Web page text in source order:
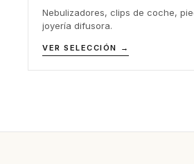
Nebulizadores, clips de coche,
joyería difusora.
VER SELECCIÓN →